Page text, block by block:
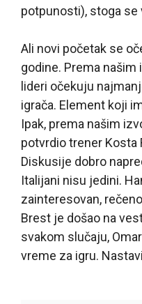
potpunosti), stoga se
Ali novi početak se
godine. Prema
lideri očekuju
igrača. Element koji
Ipak, prema našim
potvrdio trener Kosta
Diskusije dobro
Italijani nisu jedini.
zainteresovan,
Brest je došao na
svakom slučaju,
vreme za igru.